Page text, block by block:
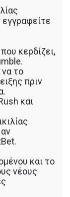
κερδίζει,
να το
πριν
και
και το
νέους